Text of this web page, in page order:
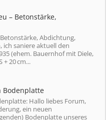
– Betonstärke,
Abdichtung,
saniere aktuell den
(ehem. Bauernhof mit Diele,
+ 20 cm...
Bodenplatte
Hallo liebes Forum,
ein neuen
Bodenplatte unseres